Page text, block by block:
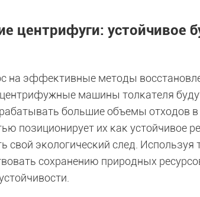
центрифуги: устойчивое
на эффективные методы
машины толкателя
большие объемы отходов
позиционирует их как устойчивое
свой экологический след.
сохранению природных